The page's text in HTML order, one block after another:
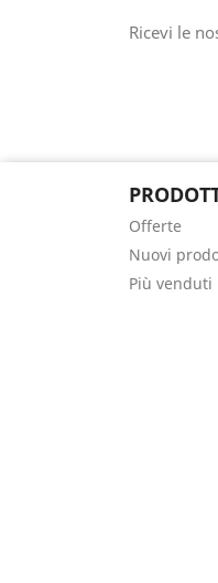
Ricevi le
Offerte
Nuovi
Più venduti